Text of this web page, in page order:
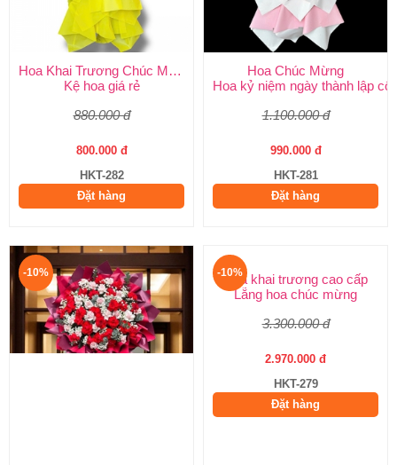
Hoa Khai Trương Chúc Mừng
Kệ hoa giá rẻ
880.000 đ
800.000 đ
HKT-282
Đặt hàng
Hoa Chúc Mừng
Hoa kỷ niệm ngày thành lập
1.100.000 đ
990.000 đ
HKT-281
Đặt hàng
-10% -10%